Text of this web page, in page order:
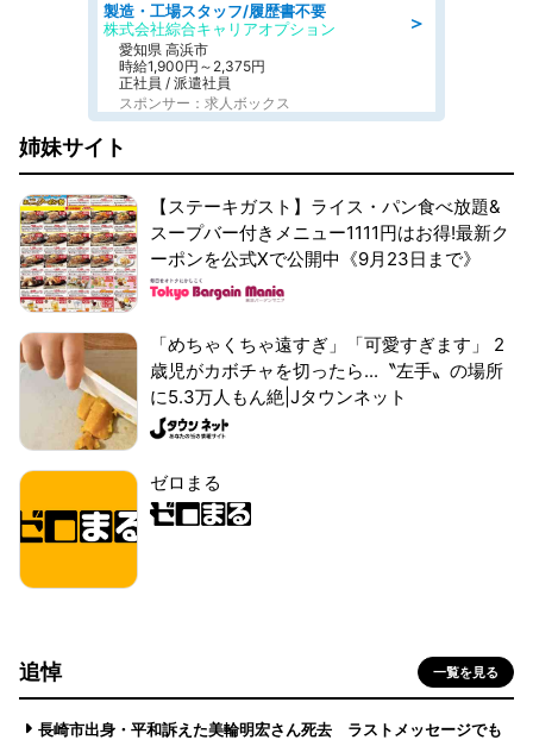
＞
製造・工場スタッフ/履歴書不要
株式会社綜合キャリアオプション
愛知県 高浜市
時給1,900円～2,375円
正社員 / 派遣社員
スポンサー：求人ボックス
姉妹サイト
【ステーキガスト】ライス・パン食べ放題&
スープバー付きメニュー1111円はお得!最新ク
ーポンを公式Xで公開中《9月23日まで》
「めちゃくちゃ遠すぎ」「可愛すぎます」 2
歳児がカボチャを切ったら...〝左手〟の場所
に5.3万人もん絶|Jタウンネット
ゼロまる
追悼 一覧を見る
長崎市出身・平和訴えた美輪明宏さん死去 ラストメッセージでも